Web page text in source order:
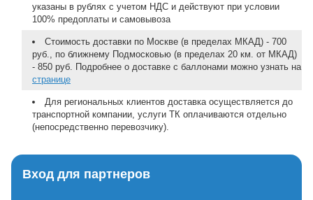
указаны в рублях с учетом НДС и действуют при условии
100% предоплаты и самовывоза
Стоимость доставки по Москве (в пределах МКАД) - 700
руб., по ближнему Подмосковью (в пределах 20 км. от МКАД)
- 850 руб. Подробнее о доставке с баллонами можно узнать на
странице
Для региональных клиентов доставка осуществляется до
транспортной компании, услуги ТК оплачиваются отдельно
(непосредственно перевозчику).
Вход для партнеров